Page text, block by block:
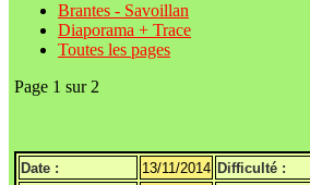
Brantes - Savoillan
Diaporama + Trace
Toutes les pages
Page 1 sur 2
Date : 13/11/2014 Difficulté :